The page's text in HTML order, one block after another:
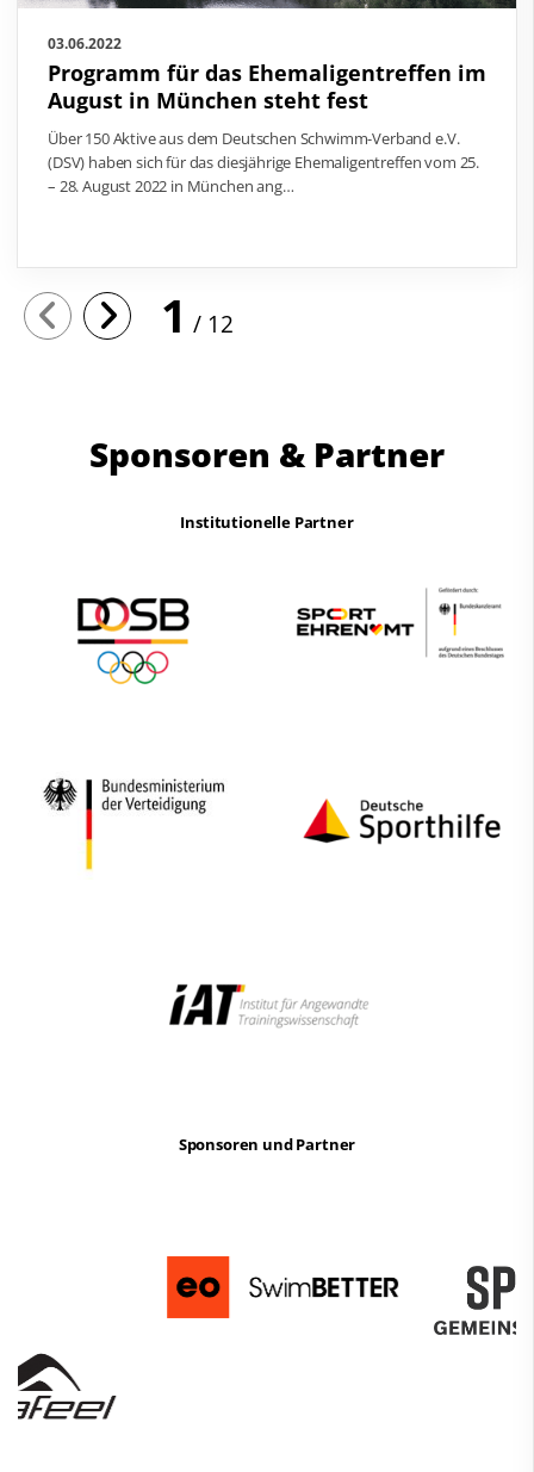
03.06.2022
Programm für das Ehemaligentreffen im
August in München steht fest
Über 150 Aktive aus dem Deutschen Schwimm-Verband e.V.
(DSV) haben sich für das diesjährige Ehemaligentreffen vom 25.
– 28. August 2022 in München ang…
1 12
Sponsoren & Partner
Institutionelle Partner
Sponsoren und Partner